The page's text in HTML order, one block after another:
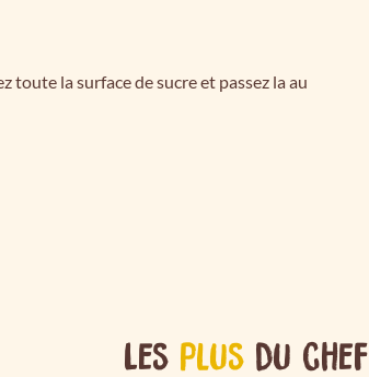
toute la surface de sucre et passez la au
Les plusdu chef